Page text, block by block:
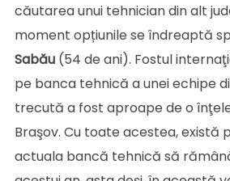
căutarea unui tehnician din alt
moment opțiunile se îndreaptă
Sabău(54 de ani). Fostul
pe banca tehnică a unei echipe
trecută a fost aproape de o
Braşov. Cu toate acestea, există
actuala bancă tehnică să